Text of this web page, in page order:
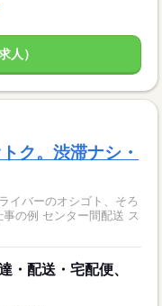
人）
ク。渋滞ナシ・
イバーのオシゴト、そろ
の例 センター間配送 ス
・配送・宅配便、